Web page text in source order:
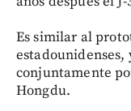
Es similar al
conjuntamente
Hongdu.